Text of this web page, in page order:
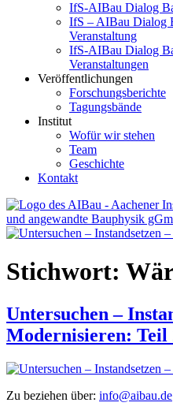
IfS-AIBau Dialog
IfS – AIBau Dialog
Veranstaltung
IfS-AIBau Dialog
Veranstaltungen
Veröffentlichungen
Forschungsberichte
Tagungsbände
Institut
Wofür wir stehen
Team
Geschichte
Kontakt
angewandte Bauphysik
Stichwort:
Untersuchen –
Modernisieren: Teil
Zu beziehen über: info@aibau.de